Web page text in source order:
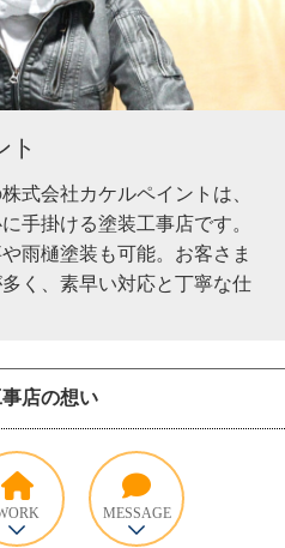
ト
式会社カケルペイントは、
手掛ける塗装工事店です。
雨樋塗装も可能。お客さま
く、素早い対応と丁寧な仕
店の想い
MESSAGE